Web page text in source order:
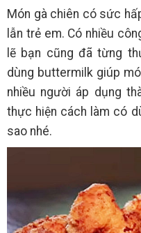
Món gà chiên có sức
lẫn trẻ em. Có nhiều
lẽ bạn cũng đã từng
dùng buttermilk giúp
nhiều người áp dụng
thực hiện cách làm có
sao nhé.